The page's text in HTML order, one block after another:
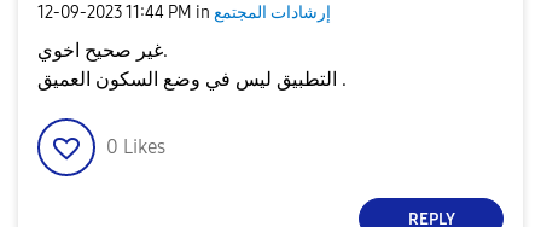
‎12-09-202311:44 PM in إرشادات المجتمع
غير صحيح اخوي.
التطبيق ليس في وضع السكون العميق .
0 Likes
REPLY